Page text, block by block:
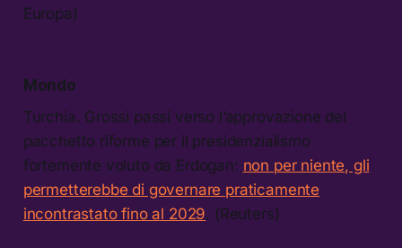
Europa)
Mondo
Turchia. Grossi passi verso l’approvazione del
pacchetto riforme per il presidenzialismo
fortemente voluto da Erdogan: non per niente, gli
permetterebbe di governare praticamente
incontrastato fino al 2029. (Reuters)